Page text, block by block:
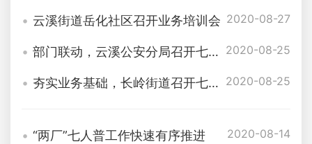
云溪街道岳化社区召开业务培训会 2020-08-27
部门联动，云溪公安分局召开七人普户口整顿工作推进会 2020-08-25
夯实业务基础，长岭街道召开七人普业务培训会 2020-08-25
“两厂”七人普工作快速有序推进 2020-08-14